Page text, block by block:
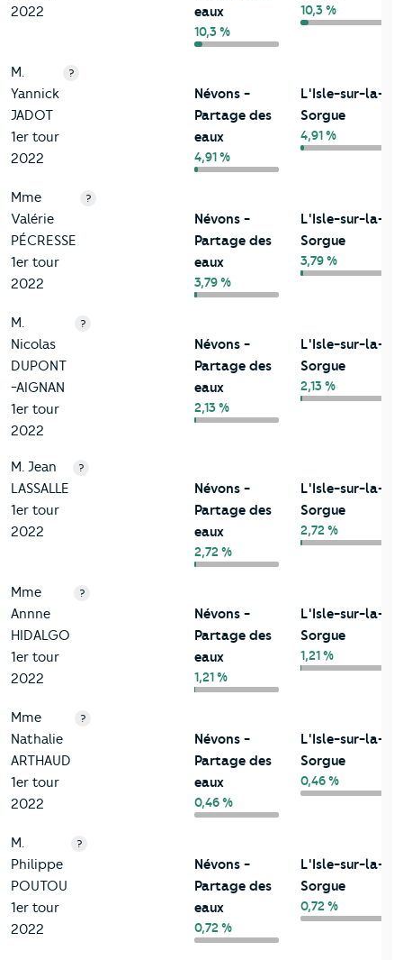
2022
eaux
10,3 %
10,3 %
M.
Yannick
JADOT
1er tour
2022
?
Névons -
Partage des
eaux
4,91 %
L'Isle-sur-la-
Sorgue
4,91 %
Mme
Valérie
PÉCRESSE
1er tour
2022
?
Névons -
Partage des
eaux
3,79 %
L'Isle-sur-la-
Sorgue
3,79 %
M.
Nicolas
DUPONT
-AIGNAN
1er tour
2022
?
Névons -
Partage des
eaux
2,13 %
L'Isle-sur-la-
Sorgue
2,13 %
M. Jean
LASSALLE
1er tour
2022
?
Névons -
Partage des
eaux
2,72 %
L'Isle-sur-la-
Sorgue
2,72 %
Mme
Annne
HIDALGO
1er tour
2022
?
Névons -
Partage des
eaux
1,21 %
L'Isle-sur-la-
Sorgue
1,21 %
Mme
Nathalie
ARTHAUD
1er tour
2022
?
Névons -
Partage des
eaux
0,46 %
L'Isle-sur-la-
Sorgue
0,46 %
M.
Philippe
POUTOU
1er tour
2022
?
Névons -
Partage des
eaux
0,72 %
L'Isle-sur-la-
Sorgue
0,72 %